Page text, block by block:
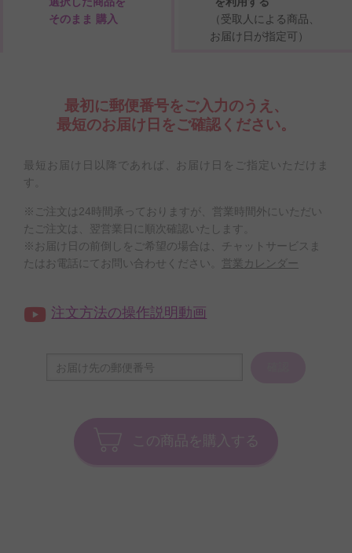
そのまま 購入
（受取人による商品、
お届け日が指定可）
最初に郵便番号をご入力のうえ、
最短のお届け日をご確認ください。
最短お届け日以降であれば、お届け日をご指定いただけま
す。
※ご注文は24時間承っておりますが、営業時間外にいただい
たご注文は、翌営業日に順次確認いたします。
※お届け日の前倒しをご希望の場合は、チャットサービスま
たはお電話にてお問い合わせください。
営業カレンダー
注文方法の操作説明動画
この商品を購入する